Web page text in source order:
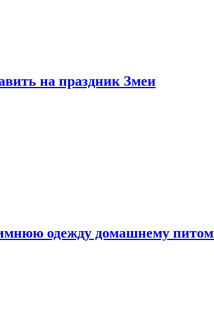
на праздник Змеи
одежду домашнему